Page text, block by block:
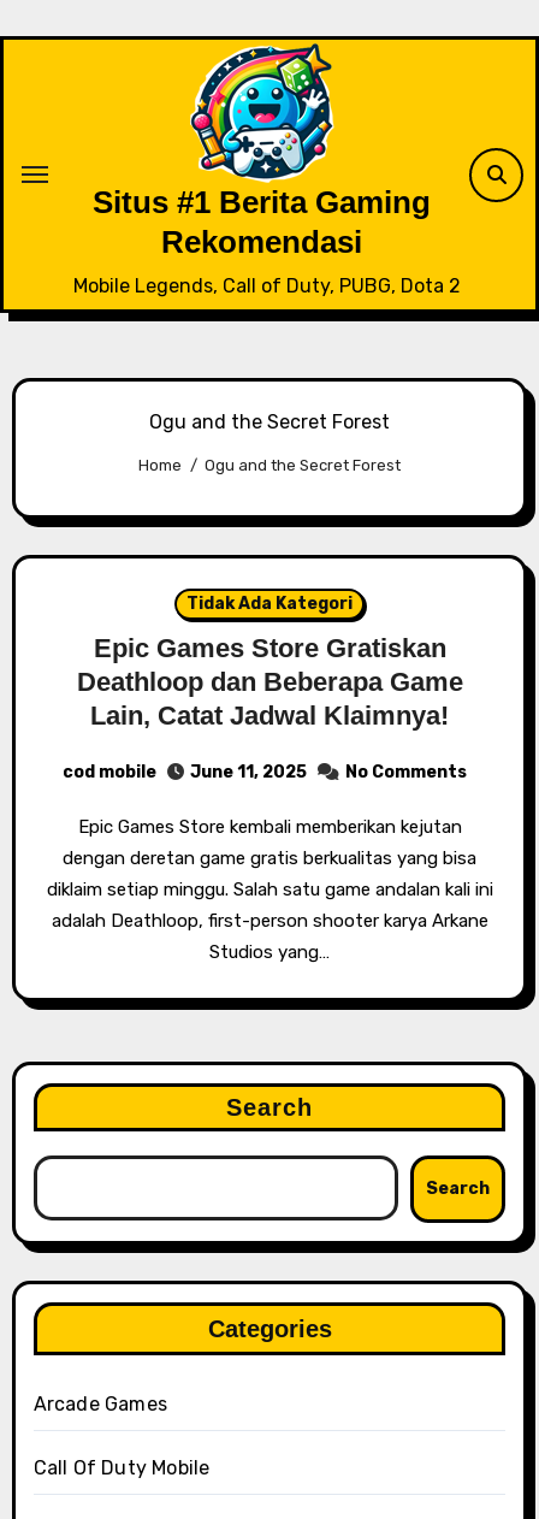
Situs #1 Berita Gaming
Rekomendasi
Mobile Legends, Call of Duty, PUBG, Dota 2
Ogu and the Secret Forest
Home Ogu and the Secret Forest
Tidak Ada Kategori
Epic Games Store Gratiskan
Deathloop dan Beberapa Game
Lain, Catat Jadwal Klaimnya!
cod mobile June 11, 2025 No Comments
Epic Games Store kembali memberikan kejutan
dengan deretan game gratis berkualitas yang bisa
diklaim setiap minggu. Salah satu game andalan kali ini
adalah Deathloop, first-person shooter karya Arkane
Studios yang…
Search
Search
Categories
Arcade Games
Call Of Duty Mobile